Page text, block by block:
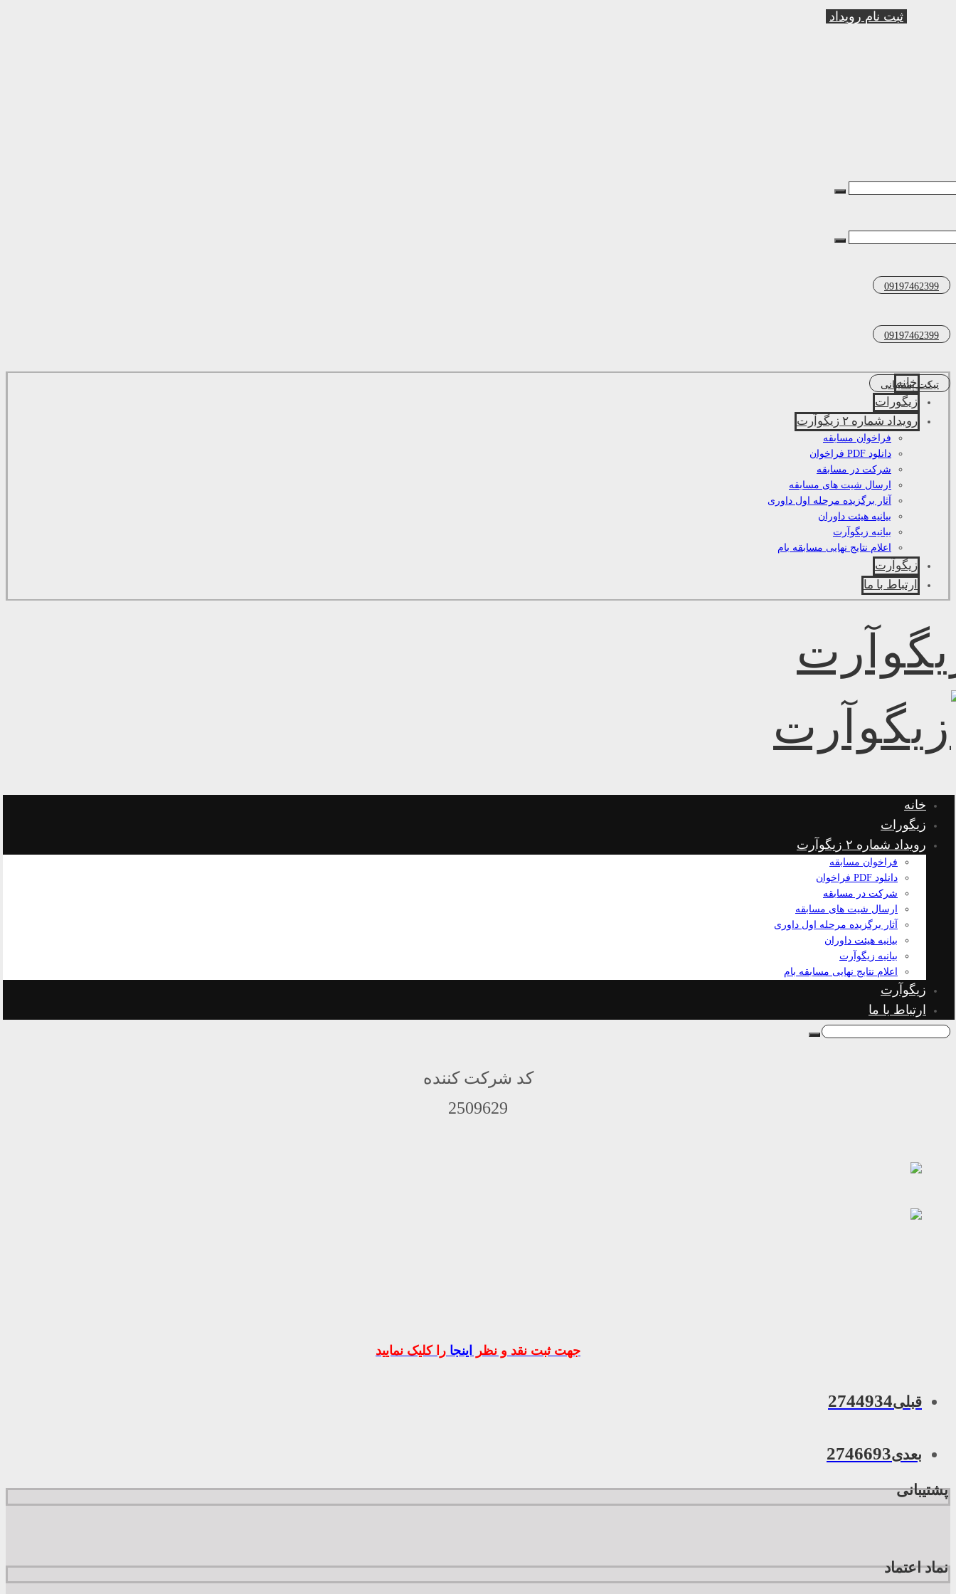
ثبت نام رویداد
09197462399
09197462399
تیکت پشتیبانی
خانه
زیگورات
رویداد شماره ۲ زیگوآرت
فراخوان مسابقه
دانلود PDF فراخوان
شرکت در مسابقه
ارسال شیت های مسابقه
آثار برگزیده مرحله اول داوری
بیانیه هیئت داوران
بیانیه زیگوآرت
اعلام نتایج نهایی مسابقه بام
زیگوآرت
ارتباط با ما
خانه
زیگورات
رویداد شماره ۲ زیگوآرت
فراخوان مسابقه
دانلود PDF فراخوان
شرکت در مسابقه
ارسال شیت های مسابقه
آثار برگزیده مرحله اول داوری
بیانیه هیئت داوران
بیانیه زیگوآرت
اعلام نتایج نهایی مسابقه بام
زیگوآرت
ارتباط با ما
کد شرکت کننده
2509629
جهت ثبت نقد و نظر اینجا را کلیک نمایید
قبلی2744934
بعدی2746693
پشتیبانی
نماد اعتماد